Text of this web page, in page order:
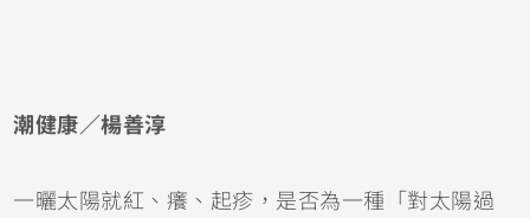
潮健康／楊善淳
一曬太陽就紅、癢、起疹，是否為一種「對太陽過